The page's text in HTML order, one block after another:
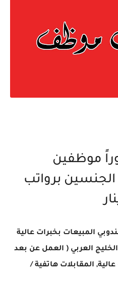
موظفين
برواتب
المبيعات بخبرات عالية
الخليج العربي ( العمل عن بعد
المقابلات هاتفية /